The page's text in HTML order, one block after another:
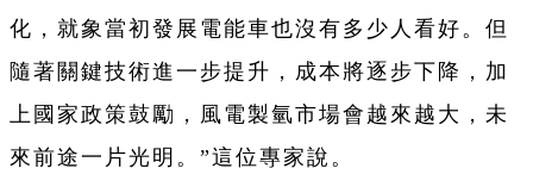
化，就象當初發展電能車也沒有多少人看好。但
隨著關鍵技術進一步提升，成本將逐步下降，加
上國家政策鼓勵，風電製氫市場會越來越大，未
來前途一片光明。”這位專家說。